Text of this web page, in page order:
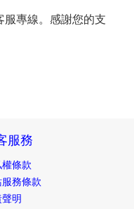
專線。感謝您的支
服務
條款
務條款
明